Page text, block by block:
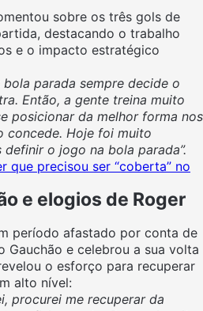
sobre os três gols de
destacando o trabalho
e o impacto estratégico
bola parada sempre decide o
Então, a gente treina muito
posicionar da melhor forma nos
concede. Hoje foi muito
o jogo na bola parada”.
que precisou ser “coberta” no
e elogios de Roger
período afastado por conta de
Gauchão e celebrou a sua volta
o esforço para recuperar
alto nível:
procurei me recuperar da